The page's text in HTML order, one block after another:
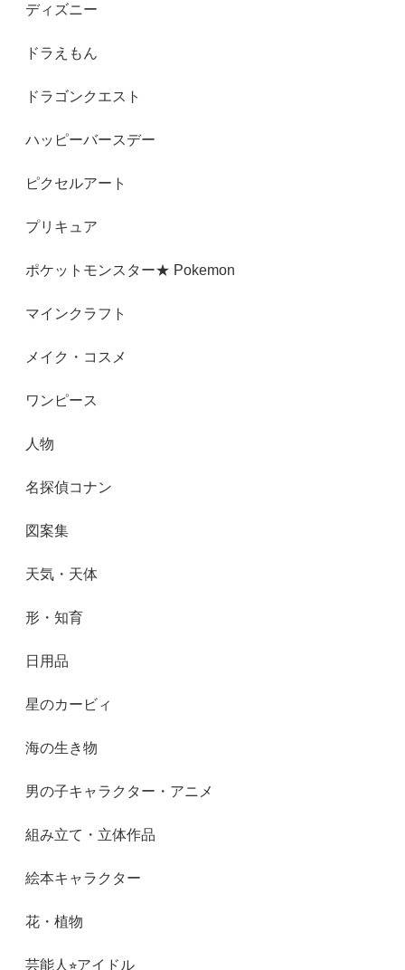
ディズニー
ドラえもん
ドラゴンクエスト
ハッピーバースデー
ピクセルアート
プリキュア
ポケットモンスター★ Pokemon
マインクラフト
メイク・コスメ
ワンピース
人物
名探偵コナン
図案集
天気・天体
形・知育
日用品
星のカービィ
海の生き物
男の子キャラクター・アニメ
組み立て・立体作品
絵本キャラクター
花・植物
芸能人⭐︎アイドル